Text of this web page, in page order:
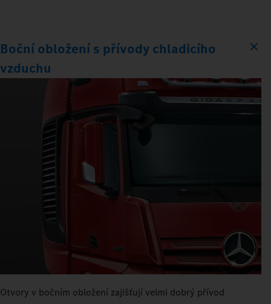
Boční obložení s přívody chladicího
vzduchu
Otvory v bočním obložení zajišťují velmi dobrý přívod